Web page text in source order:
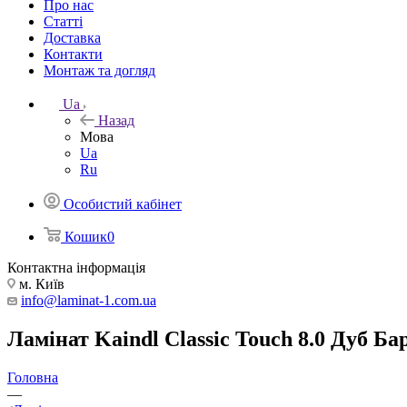
Про нас
Статті
Доставка
Контакти
Монтаж та догляд
Ua
Назад
Мова
Ua
Ru
Особистий кабінет
Кошик0
Контактна інформація
м. Київ
info@laminat-1.com.ua
Ламінат Kaindl Classic Touch 8.0 Дуб
Головна
—